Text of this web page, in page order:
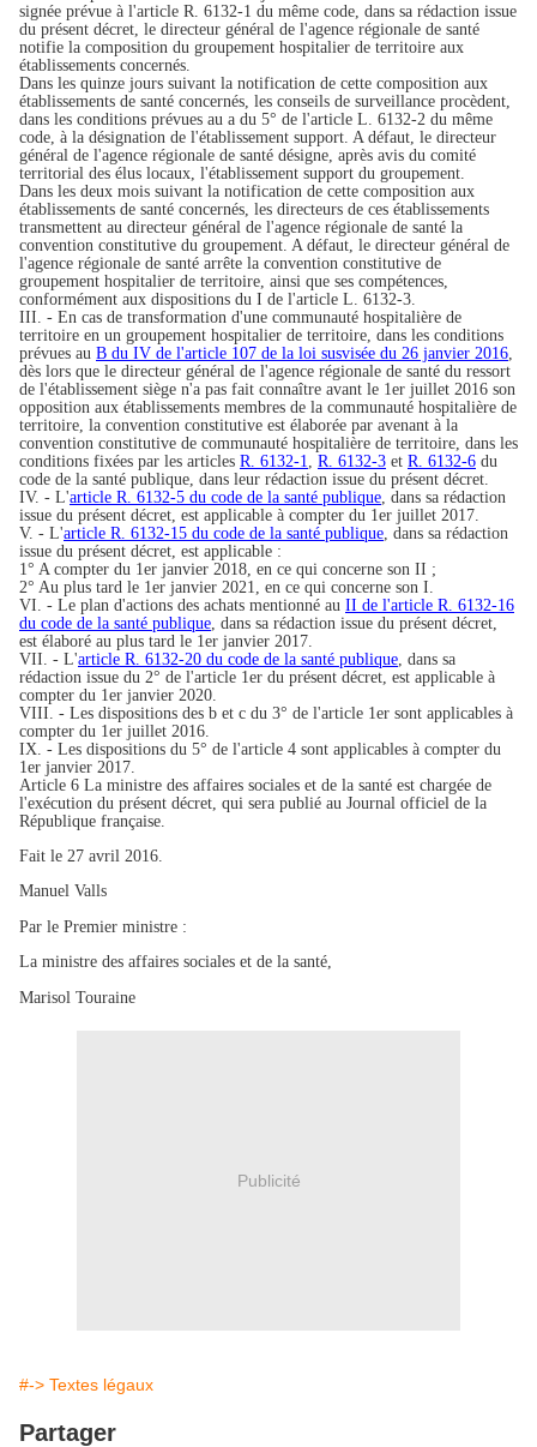
signée prévue à l'article R. 6132-1 du même code, dans sa rédaction issue
du présent décret, le directeur général de l'agence régionale de santé
notifie la composition du groupement hospitalier de territoire aux
établissements concernés.
Dans les quinze jours suivant la notification de cette composition aux
établissements de santé concernés, les conseils de surveillance procèdent,
dans les conditions prévues au a du 5° de l'article L. 6132-2 du même
code, à la désignation de l'établissement support. A défaut, le directeur
général de l'agence régionale de santé désigne, après avis du comité
territorial des élus locaux, l'établissement support du groupement.
Dans les deux mois suivant la notification de cette composition aux
établissements de santé concernés, les directeurs de ces établissements
transmettent au directeur général de l'agence régionale de santé la
convention constitutive du groupement. A défaut, le directeur général de
l'agence régionale de santé arrête la convention constitutive de
groupement hospitalier de territoire, ainsi que ses compétences,
conformément aux dispositions du I de l'article L. 6132-3.
III. - En cas de transformation d'une communauté hospitalière de
territoire en un groupement hospitalier de territoire, dans les conditions
prévues au B du IV de l'article 107 de la loi susvisée du 26 janvier 2016,
dès lors que le directeur général de l'agence régionale de santé du ressort
de l'établissement siège n'a pas fait connaître avant le 1er juillet 2016 son
opposition aux établissements membres de la communauté hospitalière de
territoire, la convention constitutive est élaborée par avenant à la
convention constitutive de communauté hospitalière de territoire, dans les
conditions fixées par les articles R. 6132-1, R. 6132-3 et R. 6132-6 du
code de la santé publique, dans leur rédaction issue du présent décret.
IV. - L'article R. 6132-5 du code de la santé publique, dans sa rédaction
issue du présent décret, est applicable à compter du 1er juillet 2017.
V. - L'article R. 6132-15 du code de la santé publique, dans sa rédaction
issue du présent décret, est applicable :
1° A compter du 1er janvier 2018, en ce qui concerne son II ;
2° Au plus tard le 1er janvier 2021, en ce qui concerne son I.
VI. - Le plan d'actions des achats mentionné au II de l'article R. 6132-16
du code de la santé publique, dans sa rédaction issue du présent décret,
est élaboré au plus tard le 1er janvier 2017.
VII. - L'article R. 6132-20 du code de la santé publique, dans sa
rédaction issue du 2° de l'article 1er du présent décret, est applicable à
compter du 1er janvier 2020.
VIII. - Les dispositions des b et c du 3° de l'article 1er sont applicables à
compter du 1er juillet 2016.
IX. - Les dispositions du 5° de l'article 4 sont applicables à compter du
1er janvier 2017.
Article 6 La ministre des affaires sociales et de la santé est chargée de
l'exécution du présent décret, qui sera publié au Journal officiel de la
République française.
Fait le 27 avril 2016.
Manuel Valls
Par le Premier ministre :
La ministre des affaires sociales et de la santé,
Marisol Touraine
Publicité
#-> Textes légaux
Partager